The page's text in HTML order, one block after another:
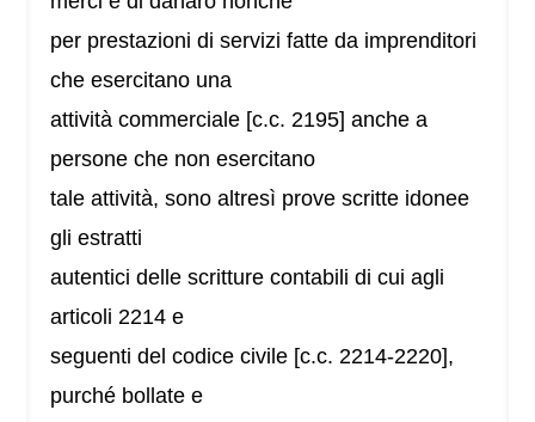
per prestazioni di servizi fatte da imprenditori
che esercitano una
attività commerciale [c.c. 2195] anche a
persone che non esercitano
tale attività, sono altresì prove scritte idonee
gli estratti
autentici delle scritture contabili di cui agli
articoli 2214 e
seguenti del codice civile [c.c. 2214-2220],
purché bollate e